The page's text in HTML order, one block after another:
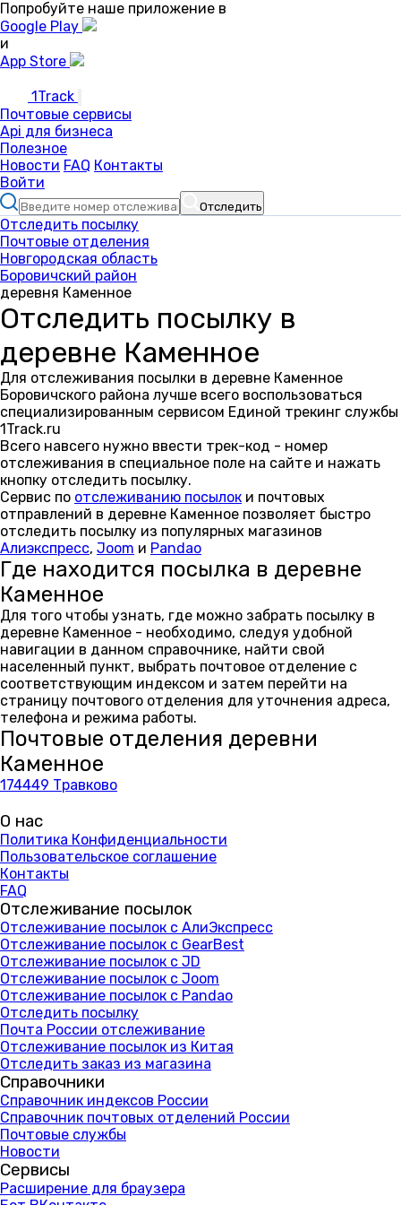
Попробуйте наше приложение в
Google Play
и
App Store
1Track
Почтовые сервисы
Api для бизнеса
Полезное
Новости FAQ Контакты
Войти
Отследить
Отследить посылку
Почтовые отделения
Новгородская область
Боровичский район
деревня Каменное
Отследить посылку в
деревне Каменное
Для отслеживания посылки в деревне Каменное
Боровичского района лучше всего воспользоваться
специализированным сервисом Единой трекинг службы
1Track.ru
Всего навсего нужно ввести трек-код - номер
отслеживания в специальное поле на сайте и нажать
кнопку отследить посылку.
Сервис по отслеживанию посылок и почтовых
отправлений в деревне Каменное позволяет быстро
отследить посылку из популярных магазинов
Алиэкспресс, Joom и Pandao
Где находится посылка в деревне
Каменное
Для того чтобы узнать, где можно забрать посылку в
деревне Каменное - необходимо, следуя удобной
навигации в данном справочнике, найти свой
населенный пункт, выбрать почтовое отделение с
соответствующим индексом и затем перейти на
страницу почтового отделения для уточнения адреса,
телефона и режима работы.
Почтовые отделения деревни
Каменное
174449 Травково
О нас
Политика Конфиденциальности
Пользовательское соглашение
Контакты
FAQ
Отслеживание посылок
Отслеживание посылок с АлиЭкспресс
Отслеживание посылок с GearBest
Отслеживание посылок с JD
Отслеживание посылок с Joom
Отслеживание посылок с Pandao
Отследить посылку
Почта России отслеживание
Отслеживание посылок из Китая
Отследить заказ из магазина
Справочники
Справочник индексов России
Справочник почтовых отделений России
Почтовые службы
Новости
Сервисы
Расширение для браузера